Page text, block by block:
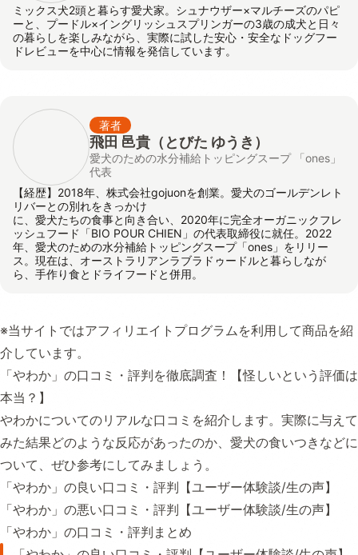
ミックス犬2頭と暮らす愛犬家。シュナウザー×マルチーズのパピ
ーと、プードル×イングリッシュスプリンガーの3歳の成犬と日々
の暮らしを楽しみながら、実際に試した安心・安全なドッグフー
ドレビューを中心に情報を発信しています。
著者
飛田 邑貴 （とびた ゆうき）
愛犬のための水分補給トッピングスープ 「ones」
代表
【経歴】2018年、株式会社gojuonを創業。愛犬のゴールデンレト
リバーとの別れをきっかけ
に、愛犬たちの食事と向き合い、2020年に完全オーガニックフレ
ッシュフード「BIO POUR CHIEN」の代表取締役に就任。2022
年、愛犬のための水分補給トッピングスープ「ones」をリリー
ス。現在は、オーストラリアンラブラドゥードルと暮らしなが
ら、手作り食とドライフードと併用。
※当サイトではアフィリエイトプログラムを利用して商品を紹
介しています。
「やわか」の口コミ・評判を徹底調査！【怪しいという評価は
本当？】
やわかについてのリアルな口コミを紹介します。実際に与えて
みた結果どのような反応があったのか、愛犬の食いつきなどに
ついて、ぜひ参考にしてみましょう。
「やわか」の良い口コミ・評判【ユーザー体験談/生の声】
「やわか」の悪い口コミ・評判【ユーザー体験談/生の声】
「やわか」の口コミ・評判まとめ